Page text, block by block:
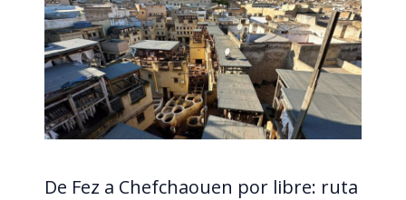
De Fez a Chefchaouen por libre: ruta